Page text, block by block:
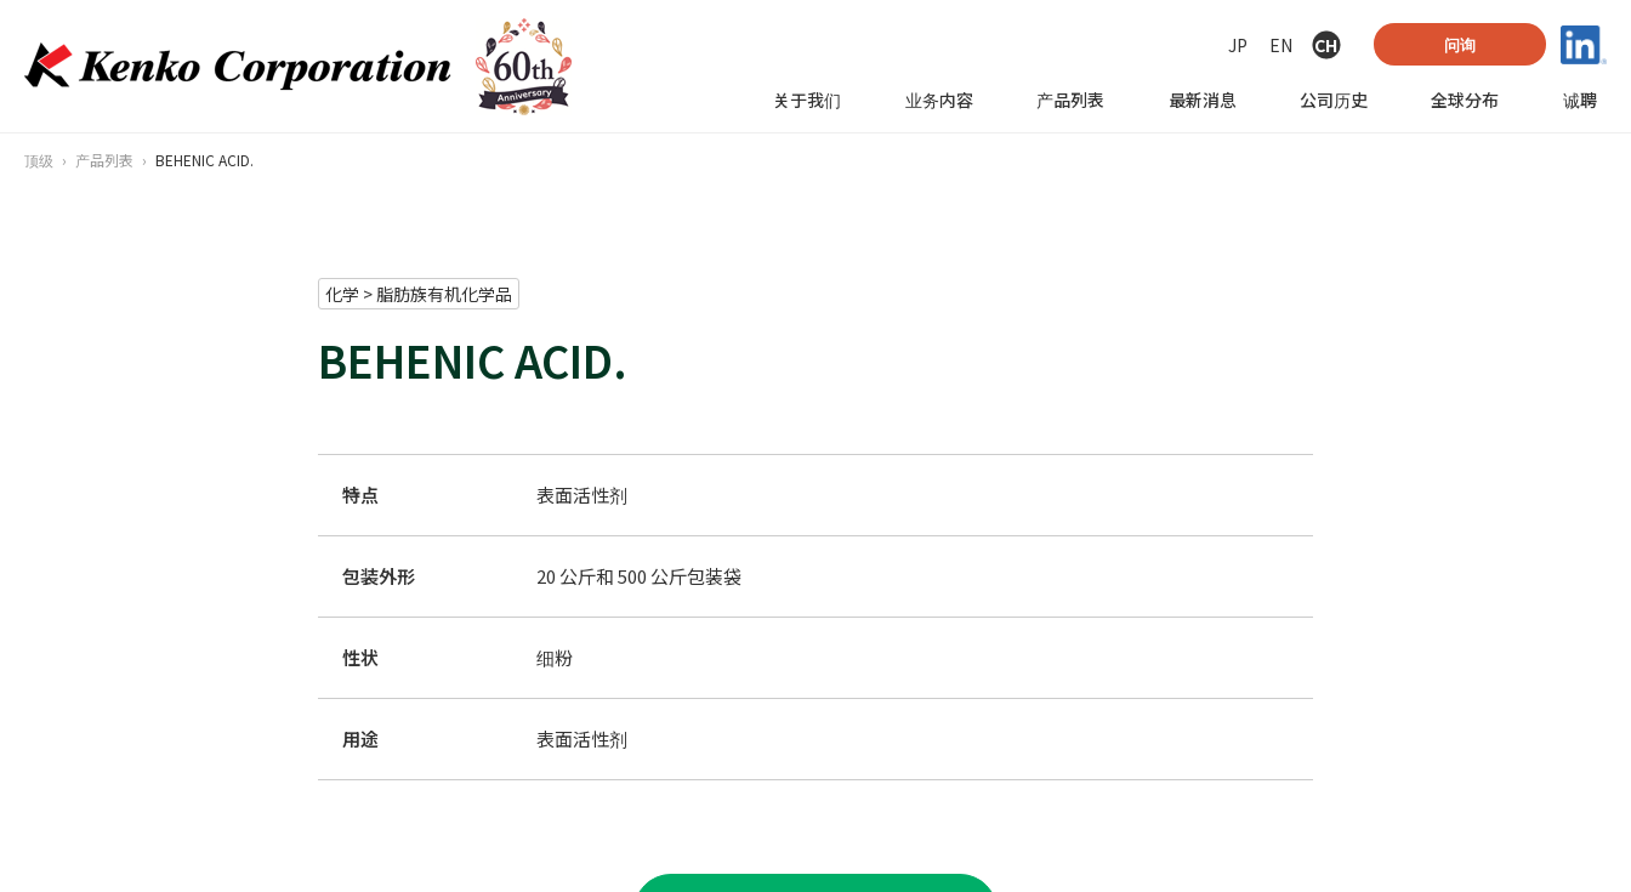
JP EN CH 问询
关于我们 业务内容 产品列表 最新消息 公司历史 全球分布 诚聘
顶级 产品列表 BEHENIC ACID.
化学 > 脂肪族有机化学品
BEHENIC ACID.
特点 表面活性剂
包装外形 20 公斤和 500 公斤包装袋
性状 细粉
用途 表面活性剂